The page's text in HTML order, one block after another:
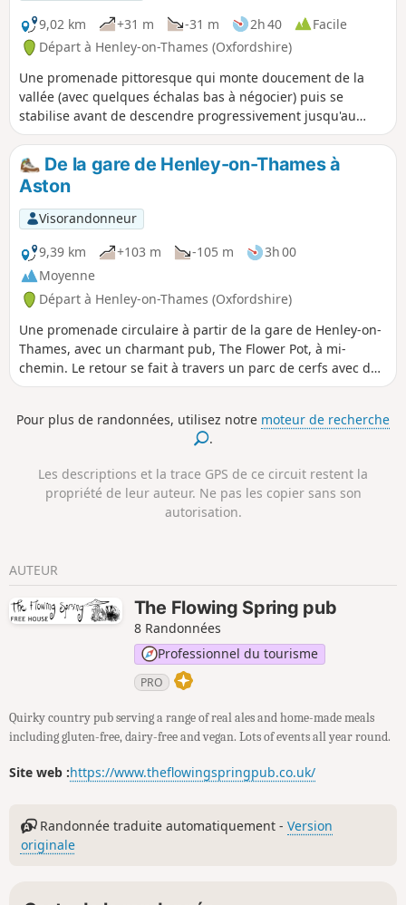
9,02 km
+31 m -31 m 2h 40
Facile
Départ à Henley-on-Thames (Oxfordshire)
Une promenade pittoresque qui monte doucement de la
vallée (avec quelques échalas bas à négocier) puis se
stabilise avant de descendre progressivement jusqu'au
bord de la rivière à Hambleden Lock. Le retour s'effectue sur
le chemin de halage, le long du célèbre parcours de la
Henley Royal Regatta.
De la gare de Henley-on-Thames à
Aston
Visorandonneur
9,39 km
+103 m -105 m
3h 00
Moyenne
Départ à Henley-on-Thames (Oxfordshire)
Une promenade circulaire à partir de la gare de Henley-on-
Thames, avec un charmant pub, The Flower Pot, à mi-
chemin. Le retour se fait à travers un parc de cerfs avec des
vues spectaculaires sur la Tamise et les Chilterns. Bon
Pour plus de randonnées, utilisez notre moteur de recherche
.
Les descriptions et la trace GPS de ce circuit restent la
propriété de leur auteur. Ne pas les copier sans son
autorisation.
AUTEUR
The Flowing Spring pub
8 Randonnées
Professionnel du tourisme
PRO
Quirky country pub serving a range of real ales and home-made meals
including gluten-free, dairy-free and vegan. Lots of events all year round.
Site web :https://www.theflowingspringpub.co.uk/
Randonnée traduite automatiquement -Version
originale